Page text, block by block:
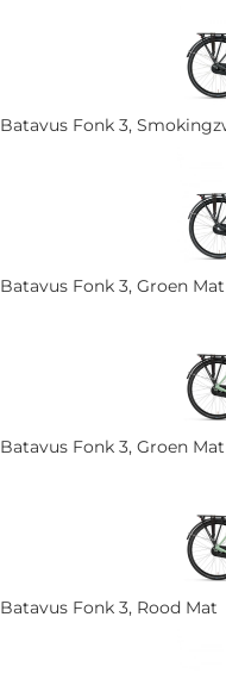
Batavus Fonk 3,
Batavus Fonk 3, Groen Mat
Batavus Fonk 3, Groen Mat
Batavus Fonk 3, Rood Mat